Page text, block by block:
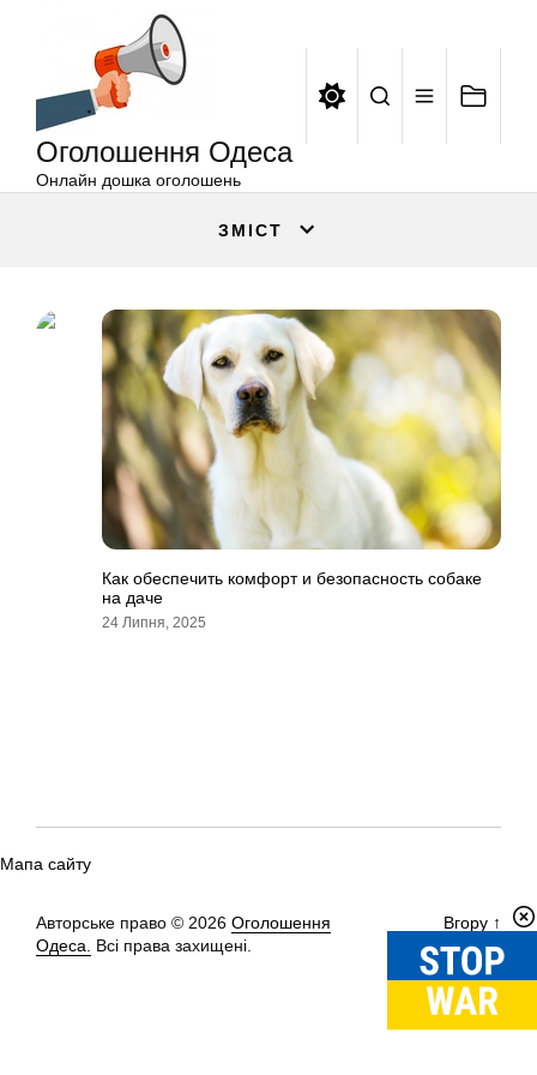
Оголошення Одеса
Онлайн дошка оголошень
ЗМІСТ
Как обеспечить комфорт и безопасность собаке
на даче
24 Липня, 2025
Мапа сайту
Авторське право © 2026 Оголошення
Одеса.
Всі права захищені.
Вгору ↑